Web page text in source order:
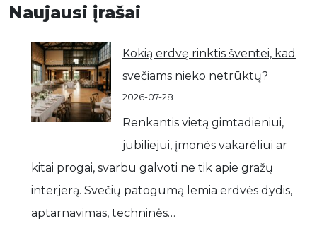
Naujausi įrašai
Kokią erdvę rinktis šventei, kad
svečiams nieko netrūktų?
2026-07-28
Renkantis vietą gimtadieniui,
jubiliejui, įmonės vakarėliui ar
kitai progai, svarbu galvoti ne tik apie gražų
interjerą. Svečių patogumą lemia erdvės dydis,
aptarnavimas, techninės…